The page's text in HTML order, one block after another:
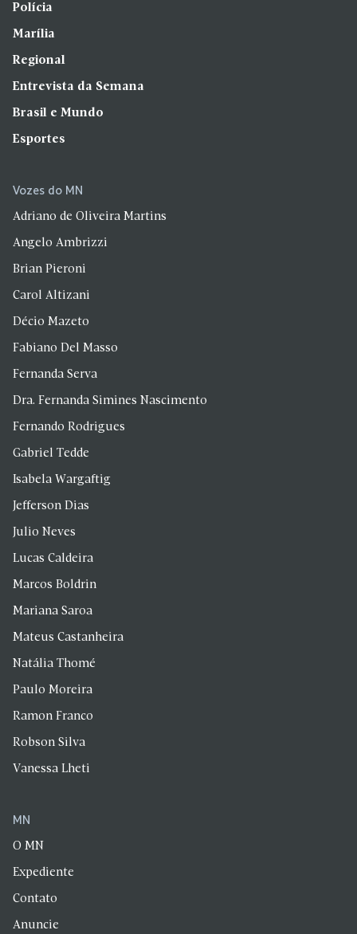
Polícia
Marília
Regional
Entrevista da Semana
Brasil e Mundo
Esportes
Vozes do MN
Adriano de Oliveira Martins
Angelo Ambrizzi
Brian Pieroni
Carol Altizani
Décio Mazeto
Fabiano Del Masso
Fernanda Serva
Dra. Fernanda Simines Nascimento
Fernando Rodrigues
Gabriel Tedde
Isabela Wargaftig
Jefferson Dias
Julio Neves
Lucas Caldeira
Marcos Boldrin
Mariana Saroa
Mateus Castanheira
Natália Thomé
Paulo Moreira
Ramon Franco
Robson Silva
Vanessa Lheti
MN
O MN
Expediente
Contato
Anuncie